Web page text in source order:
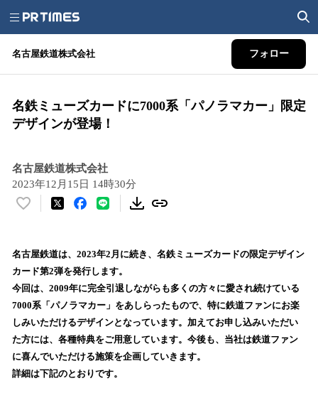
名古屋鉄道株式会社 フォロー
名鉄ミューズカードに7000系「パノラマカー」限定
デザインが登場！
名古屋鉄道株式会社
2023年12月15日 14時30分
い
！
数
を
読
込
み
中
で
名古屋鉄道は、2023年2月に続き、名鉄ミューズカードの限定デザイン
カード第2弾を発行します。
今回は、2009年に完全引退しながらも多くの方々に愛され続けている
7000系「パノラマカー」をあしらったもので、特に鉄道ファンにお楽
しみいただけるデザインとなっています。加えてお申し込みいただい
た方には、各種特典をご用意しています。今後も、当社は鉄道ファン
に喜んでいただける施策を企画していきます。
詳細は下記のとおりです。